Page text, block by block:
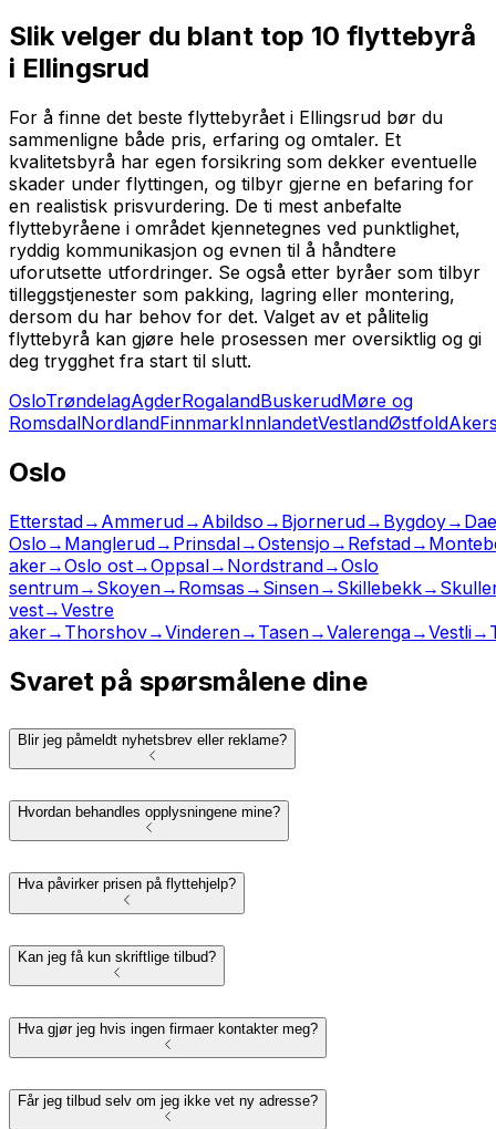
Slik velger du blant top 10 flyttebyrå
i Ellingsrud
For å finne det beste flyttebyrået i Ellingsrud bør du
sammenligne både pris, erfaring og omtaler. Et
kvalitetsbyrå har egen forsikring som dekker eventuelle
skader under flyttingen, og tilbyr gjerne en befaring for
en realistisk prisvurdering. De ti mest anbefalte
flyttebyråene i området kjennetegnes ved punktlighet,
ryddig kommunikasjon og evnen til å håndtere
uforutsette utfordringer. Se også etter byråer som tilbyr
tilleggstjenester som pakking, lagring eller montering,
dersom du har behov for det. Valget av et pålitelig
flyttebyrå kan gjøre hele prosessen mer oversiktlig og gi
deg trygghet fra start til slutt.
OsloTrøndelagAgderRogalandBuskerudMøre og
RomsdalNordlandFinnmarkInnlandetVestlandØstfold
Oslo
Etterstad→ Ammerud→ Abildso → Bjornerud→ Bygdoy→
Oslo → Manglerud→ Prinsdal→Ostensjo → Refstad→
aker→Oslo ost→Oppsal→ Nordstrand→Oslo
sentrum→ Skoyen→ Romsas → Sinsen→ Skillebekk→
vest→Vestre
aker→ Thorshov→Vinderen→ Tasen→Valerenga→Vestli→
Svaret på spørsmålene dine
Blir jeg påmeldt nyhetsbrev eller reklame?
Hvordan behandles opplysningene mine?
Hva påvirker prisen på flyttehjelp?
Kan jeg få kun skriftlige tilbud?
Hva gjør jeg hvis ingen firmaer kontakter meg?
Får jeg tilbud selv om jeg ikke vet ny adresse?